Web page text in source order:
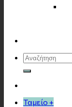
Αναζήτηση
για:
Ταμείο +